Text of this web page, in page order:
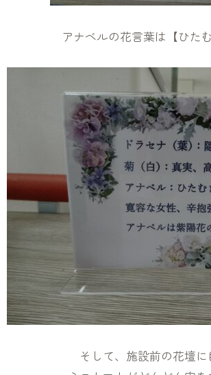
アナベルの花言葉は【ひた
そして、施設前の花壇に